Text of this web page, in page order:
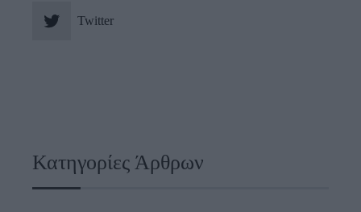
Twitter
Κατηγορίες Άρθρων